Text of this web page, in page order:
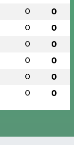
0 0
0 0
0 0
0 0
0 0
0 0